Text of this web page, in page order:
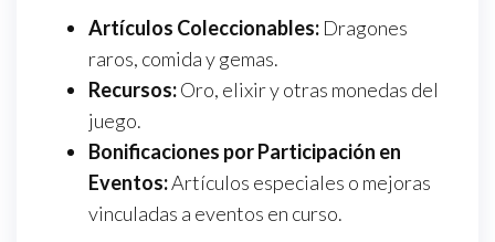
Artículos Coleccionables: Dragones
raros, comida y gemas.
Recursos:Oro, elixir y otras monedas del
juego.
Bonificaciones por Participación en
Eventos:Artículos especiales o mejoras
vinculadas a eventos en curso.